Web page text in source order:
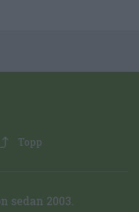
Topp
2003.